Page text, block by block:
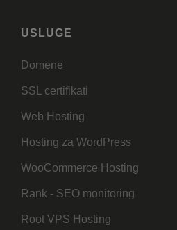
USLUGE
Domene
SSL certifikati
Web Hosting
Hosting za WordPress
WooCommerce Hosting
Rank - SEO monitoring
Root VPS Hosting